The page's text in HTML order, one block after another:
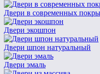
Двери в современных
Двери экошпон
Двери шпон натуральный
Двери эмаль